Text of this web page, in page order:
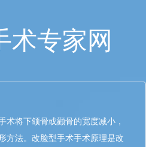
术专家网
术将下颌骨或颧骨的宽度减小，
方法。改脸型手术手术原理是改